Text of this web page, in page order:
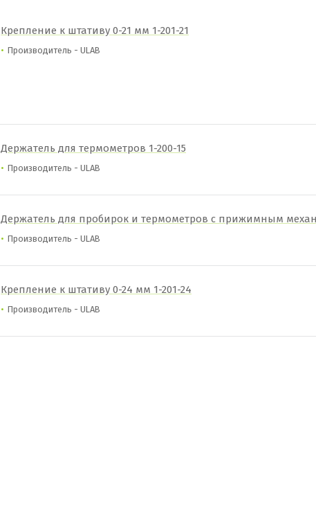
Крепление к штативу 0-21 мм 1-201-21
Производитель - ULAB
Держатель для термометров 1-200-15
Производитель - ULAB
Держатель для пробирок и термометров с прижимным
Производитель - ULAB
Крепление к штативу 0-24 мм 1-201-24
Производитель - ULAB